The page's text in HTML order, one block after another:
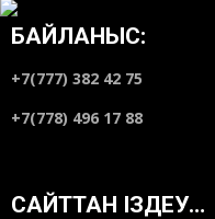
БАЙЛАНЫС:
+7(777) 382 42 75
+7(778) 496 17 88
САЙТТАН ІЗДЕУ…